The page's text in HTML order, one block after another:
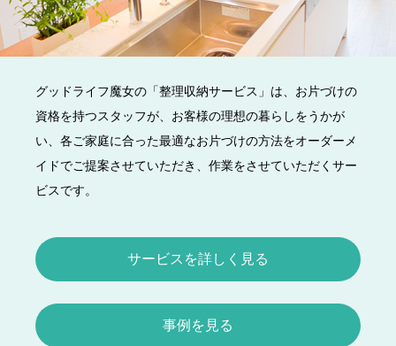
グッドライフ魔女の「整理収納サービス」は、お片づけの
資格を持つスタッフが、お客様の理想の暮らしをうかが
い、各ご家庭に合った最適なお片づけの方法をオーダーメ
イドでご提案させていただき、作業をさせていただくサー
ビスです。
サービスを詳しく見る
事例を見る